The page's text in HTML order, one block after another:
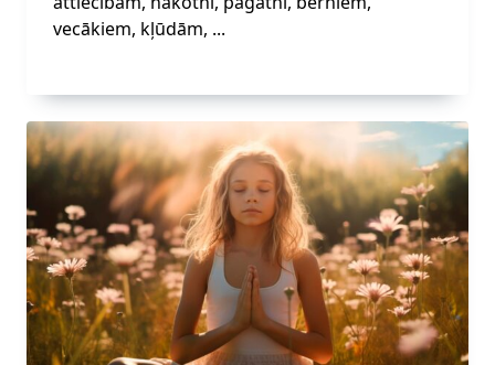
vecākiem, kļūdām, ...